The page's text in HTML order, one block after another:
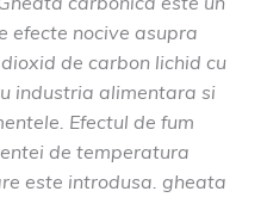
efecte nocive asupra
de carbon lichid cu
industria alimentara si
Efectul de fum
de temperatura
este introdusa. gheata